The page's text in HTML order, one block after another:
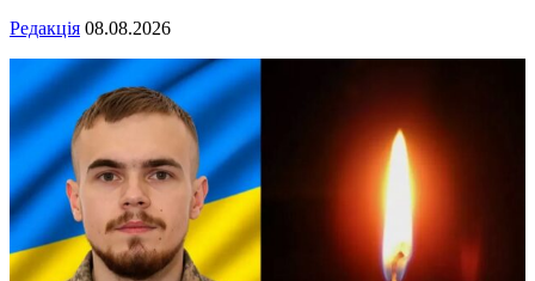
Редакція 08.08.2026